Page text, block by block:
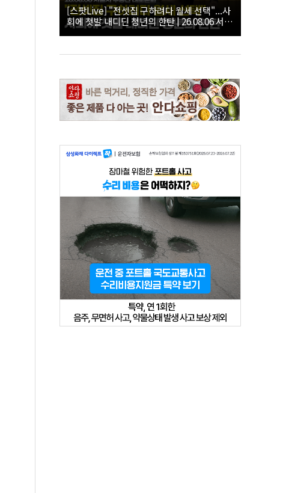
[스팟Live] "전셋집 구하려다 월세 선택"...사
회에 첫발 내디딘 청년의 한탄 | 26.08.06 서울
시 부동산 대토론회